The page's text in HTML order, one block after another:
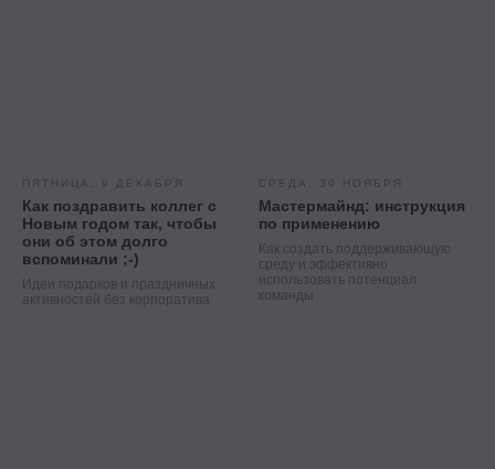
ПЯТНИЦА, 9 ДЕКАБРЯ
Как поздравить коллег с
Новым годом так, чтобы
они об этом долго
вспоминали ;-)
Идеи подарков и праздничных
активностей без корпоратива
СРЕДА, 30 НОЯБРЯ
Мастермайнд: инструкция
по применению
Как создать поддерживающую
среду и эффективно
использовать потенциал
команды
sales@top-career.ru
+7 495 369 56 15
Реквизиты:
ООО «ТОП-карьера»
ИНН 7714459360